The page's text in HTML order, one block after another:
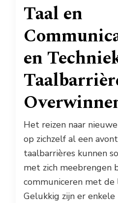
Taal en
en
Het reizen naar
op zichzelf al een
taalbarrières kunnen
met zich meebrengen
communiceren met
Gelukkig zijn er